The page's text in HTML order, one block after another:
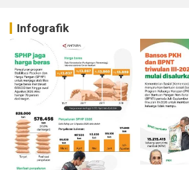
Infografik